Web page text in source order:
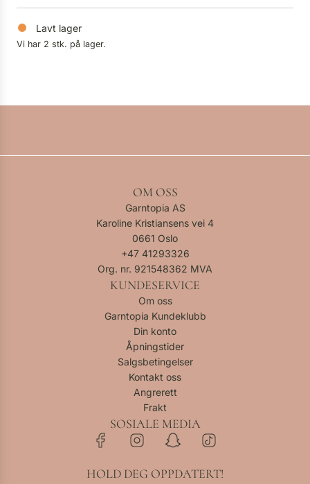
Lavt lager
Vi har 2 stk. på lager.
OM OSS
Garntopia AS
Karoline Kristiansens vei 4
0661 Oslo
+47 41293326
Org. nr. 921548362 MVA
KUNDESERVICE
Om oss
Garntopia Kundeklubb
Din konto
Åpningstider
Salgsbetingelser
Kontakt oss
Angrerett
Frakt
SOSIALE MEDIA
HOLD DEG OPPDATERT!